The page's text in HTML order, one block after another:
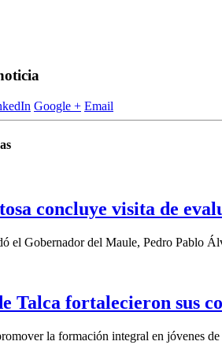
Google + Email
concluye visita de
el Gobernador del Maule, Pedro Pablo
Talca fortalecieron sus
la formación integral en jóvenes